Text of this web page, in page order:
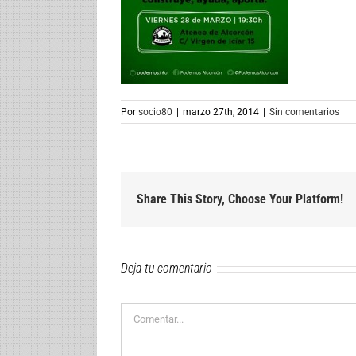
Por socio80 marzo 27th, 2014 Sin comentarios
Share This Story, Choose Your Platform!
Deja tu comentario